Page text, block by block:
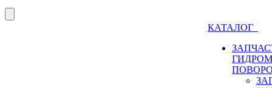
КАТАЛОГ